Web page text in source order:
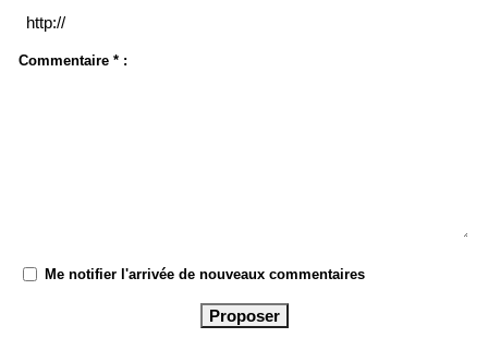
Commentaire * :
Me notifier l'arrivée de nouveaux commentaires